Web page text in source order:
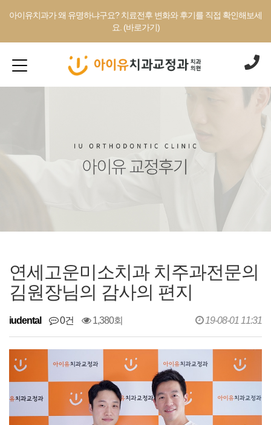
아이유치과가 왜 유명하냐구요? 치료전후 변화와 후기를 직접 확인해보세
요. (바로가기)
연세고운미소치과 치주과전문의
김원장님의 감사의 편지
iudental 0건 1,380회 19-08-01 11:31